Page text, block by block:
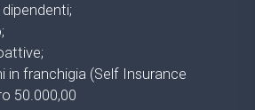
in franchigia (Self Insurance
50.000,00